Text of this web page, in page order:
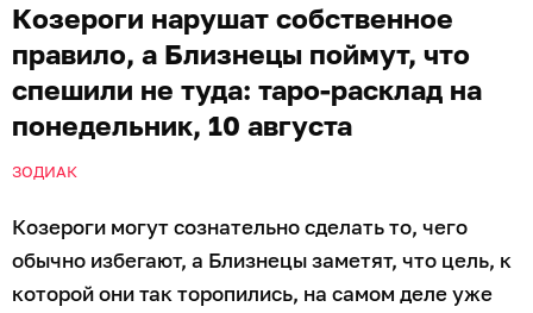
Козероги нарушат собственное
правило, а Близнецы поймут, что
спешили не туда: таро-расклад на
понедельник, 10 августа
ЗОДИАК
Козероги могут сознательно сделать то, чего
обычно избегают, а Близнецы заметят, что цель, к
которой они так торопились, на самом деле уже